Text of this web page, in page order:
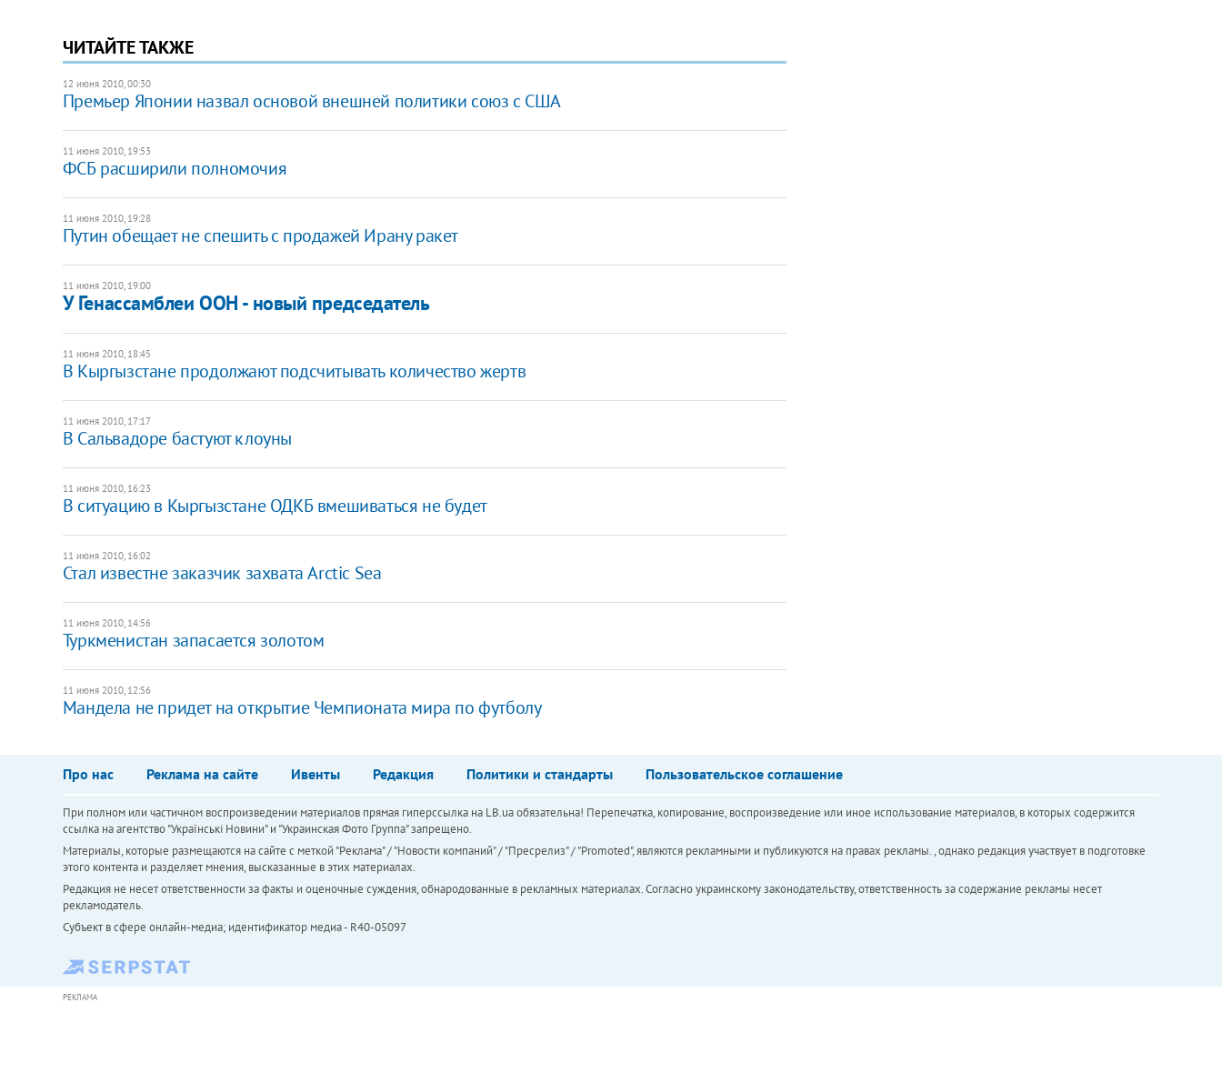
ЧИТАЙТЕ ТАКЖЕ
12 июня 2010, 00:30
Премьер Японии назвал основой внешней политики союз с США
11 июня 2010, 19:53
ФСБ расширили полномочия
11 июня 2010, 19:28
Путин обещает не спешить с продажей Ирану ракет
11 июня 2010, 19:00
У Генассамблеи ООН - новый председатель
11 июня 2010, 18:45
В Кыргызстане продолжают подсчитывать количество жертв
11 июня 2010, 17:17
В Сальвадоре бастуют клоуны
11 июня 2010, 16:23
В ситуацию в Кыргызстане ОДКБ вмешиваться не будет
11 июня 2010, 16:02
Стал известне заказчик захвата Arctic Sea
11 июня 2010, 14:56
Туркменистан запасается золотом
11 июня 2010, 12:56
Мандела не придет на открытие Чемпионата мира по футболу
Про нас Реклама на сайте Ивенты Редакция Политики и стандарты Пользовательское соглашение
При полном или частичном воспроизведении материалов прямая гиперссылка на LB.ua обязательна! Перепечатка, копирование, воспроизведение или иное использование материалов, в которых содержится
ссылка на агентство "Українськi Новини" и "Украинская Фото Группа" запрещено.
Материалы, которые размещаются на сайте с меткой "Реклама" / "Новости компаний" / "Пресрелиз" / "Promoted", являются рекламными и публикуются на правах рекламы. , однако редакция участвует в подготовке
этого контента и разделяет мнения, высказанные в этих материалах.
Редакция не несет ответственности за факты и оценочные суждения, обнародованные в рекламных материалах. Согласно украинскому законодательству, ответственность за содержание рекламы несет
рекламодатель.
Субъект в сфере онлайн-медиа; идентификатор медиа - R40-05097
РЕКЛАМА